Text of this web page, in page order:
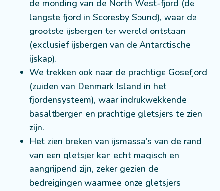
de monding van de North West-fjord (de
langste fjord in Scoresby Sound), waar de
grootste ijsbergen ter wereld ontstaan
(exclusief ijsbergen van de Antarctische
ijskap).
We trekken ook naar de prachtige Gosefjord
(zuiden van Denmark Island in het
fjordensysteem), waar indrukwekkende
basaltbergen en prachtige gletsjers te zien
zijn.
Het zien breken van ijsmassa’s van de rand
van een gletsjer kan echt magisch en
aangrijpend zijn, zeker gezien de
bedreigingen waarmee onze gletsjers